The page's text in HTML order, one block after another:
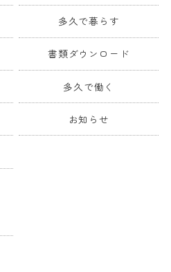
多久で暮らす
書類ダウンロード
多久で働く
お知らせ